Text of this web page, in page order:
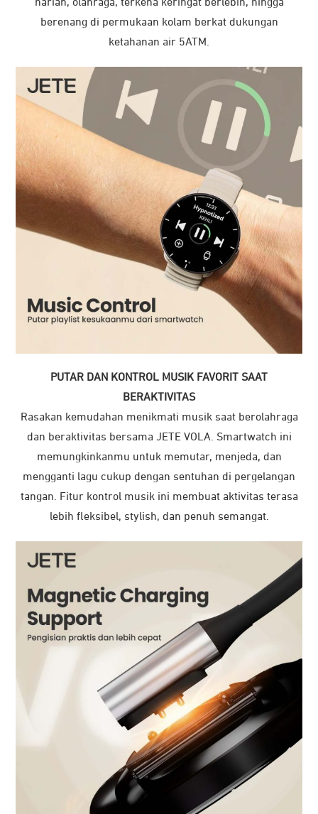
harian, olahraga, terkena keringat berlebih, hingga
berenang di permukaan kolam berkat dukungan
ketahanan air 5ATM.
PUTAR DAN KONTROL MUSIK FAVORIT SAAT
BERAKTIVITAS
Rasakan kemudahan menikmati musik saat berolahraga
dan beraktivitas bersama JETE VOLA. Smartwatch ini
memungkinkanmu untuk memutar, menjeda, dan
mengganti lagu cukup dengan sentuhan di pergelangan
tangan. Fitur kontrol musik ini membuat aktivitas terasa
lebih fleksibel, stylish, dan penuh semangat.